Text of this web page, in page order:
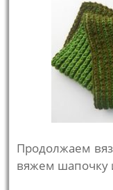
Продолжаем
вяжем шапочку